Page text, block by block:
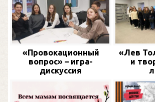
«Провокационный
вопрос» – игра-
дискуссия
«Лев
и